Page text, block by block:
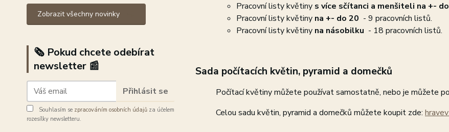
Zobrazit všechny novinky
🗞️ Pokud chcete odebírat
newsletter 📰
Přihlásit se
Souhlasím se zpracováním osobních údajů za účelem
rozesílky newsletteru.
Pracovní listy květiny s více sčítanci a menšiteli na +-
Pracovní listy květiny na +- do 20 - 9 pracovních listů.
Pracovní listy květiny na násobilku - 18 pracovních listů.
Sada počítacích květin, pyramid a domečků
Počítací květiny můžete používat samostatně, nebo je můžete
Celou sadu květin, pyramid a domečků můžete koupit zde: